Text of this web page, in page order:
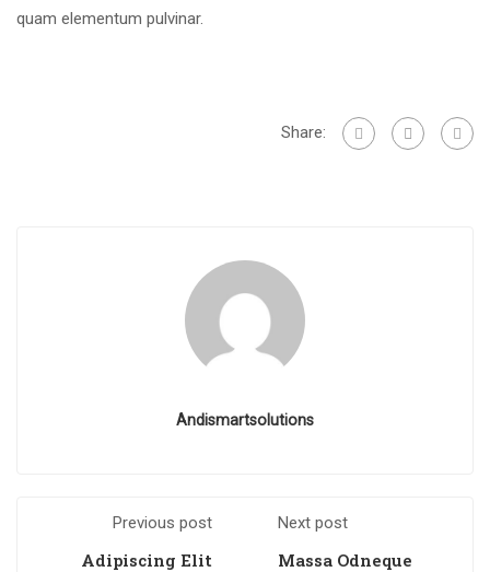
quam elementum pulvinar.
Share:
Andismartsolutions
Previous post
Adipiscing Elit
Next post
Massa Odneque